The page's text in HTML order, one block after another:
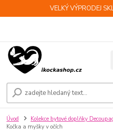
VELKÝ VÝPRODEJ
Úvod Kolekce bytové doplňky
Kočka a myšky v očích